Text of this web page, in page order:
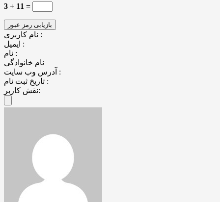
3 + 11 =
نام کاربری :
ایمیل :
نام :
نام خانوادگی
آدرس وب سایت :
تاریخ ثبت نام :
نقش کاربر: